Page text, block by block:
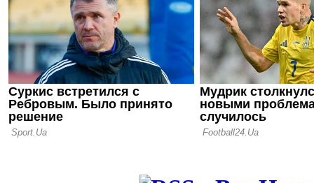
10.07.26 18:59
Тен Хаг